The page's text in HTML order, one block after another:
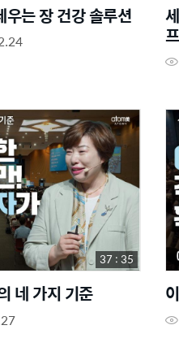
는 장 건강 솔루션
네 가지 기준
37 : 35